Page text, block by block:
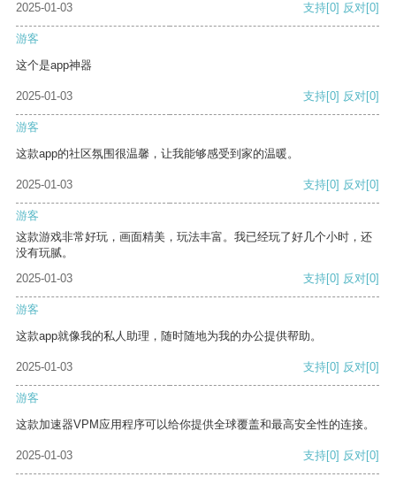
2025-01-03
支持[0] 反对[0]
游客
这个是app神器
2025-01-03 支持[0] 反对[0]
游客
这款app的社区氛围很温馨，让我能够感受到家的温暖。
2025-01-03 支持[0] 反对[0]
游客
这款游戏非常好玩，画面精美，玩法丰富。我已经玩了好几个小时，还
没有玩腻。
2025-01-03
支持[0] 反对[0]
游客
这款app就像我的私人助理，随时随地为我的办公提供帮助。
2025-01-03 支持[0] 反对[0]
游客
这款加速器VPM应用程序可以给你提供全球覆盖和最高安全性的连接。
2025-01-03 支持[0] 反对[0]